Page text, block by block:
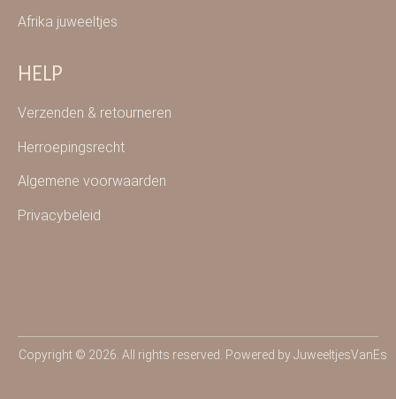
Afrika juweeltjes
HELP
Verzenden & retourneren
Herroepingsrecht
Algemene voorwaarden
Privacybeleid
Copyright © 2026. All rights reserved. Powered by JuweeltjesVanEs